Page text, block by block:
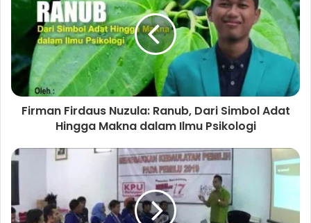
Firman Firdaus Nuzula: Ranub, Dari Simbol Adat
Hingga Makna dalam Ilmu Psikologi